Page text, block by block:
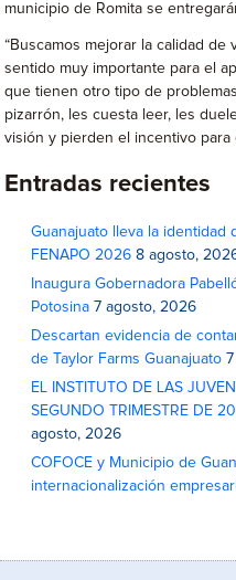
municipio de Romita se
“Buscamos mejorar la calidad
sentido muy importante para el
que tienen otro tipo de
pizarrón, les cuesta leer, les
visión y pierden el incentivo para
Entradas recientes
Guanajuato lleva la identidad
FENAPO 2026 8 agosto,
Inaugura Gobernadora
Potosina 7 agosto, 2026
Descartan evidencia de
de Taylor Farms Guanajuato
EL INSTITUTO DE LAS
SEGUNDO TRIMESTRE DE
agosto, 2026
COFOCE y Municipio de
internacionalización